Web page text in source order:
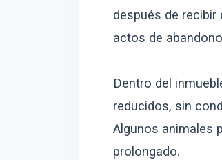
después de
actos de
Dentro del
reducidos, sin
Algunos animales
prolongado.